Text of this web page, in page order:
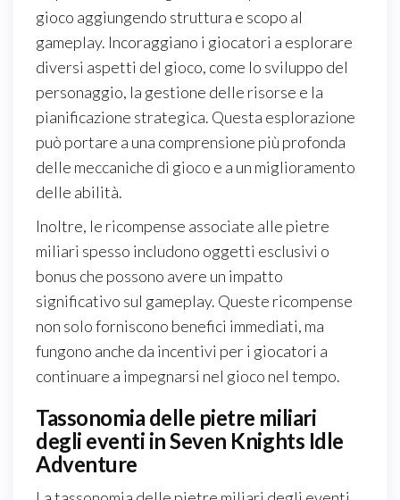
gioco aggiungendo struttura e scopo al
gameplay. Incoraggiano i giocatori a esplorare
diversi aspetti del gioco, come lo sviluppo del
personaggio, la gestione delle risorse e la
pianificazione strategica. Questa esplorazione
può portare a una comprensione più profonda
delle meccaniche di gioco e a un miglioramento
delle abilità.
Inoltre, le ricompense associate alle pietre
miliari spesso includono oggetti esclusivi o
bonus che possono avere un impatto
significativo sul gameplay. Queste ricompense
non solo forniscono benefici immediati, ma
fungono anche da incentivi per i giocatori a
continuare a impegnarsi nel gioco nel tempo.
Tassonomia delle pietre miliari
degli eventi in Seven Knights Idle
Adventure